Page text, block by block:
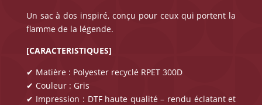
Un sac à dos inspiré, conçu pour ceux qui portent la
flamme de la légende.
[CARACTERISTIQUES]
✔ Matière : Polyester recyclé RPET 300D
✔ Couleur : Gris
✔ Impression : DTF haute qualité – rendu éclatant et